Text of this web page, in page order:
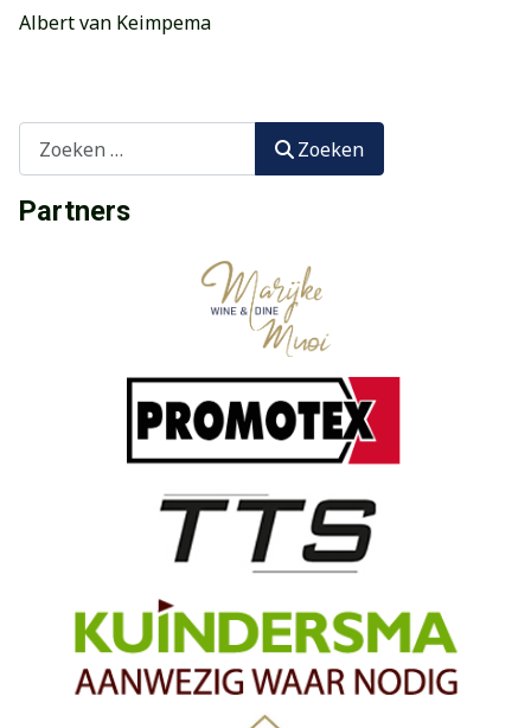
Albert van Keimpema
Zoeken
Partners